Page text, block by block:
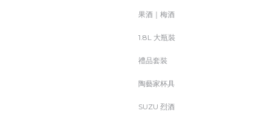
果酒｜梅酒
1.8L 大瓶裝
禮品套裝
陶藝家杯具
SUZU 烈酒